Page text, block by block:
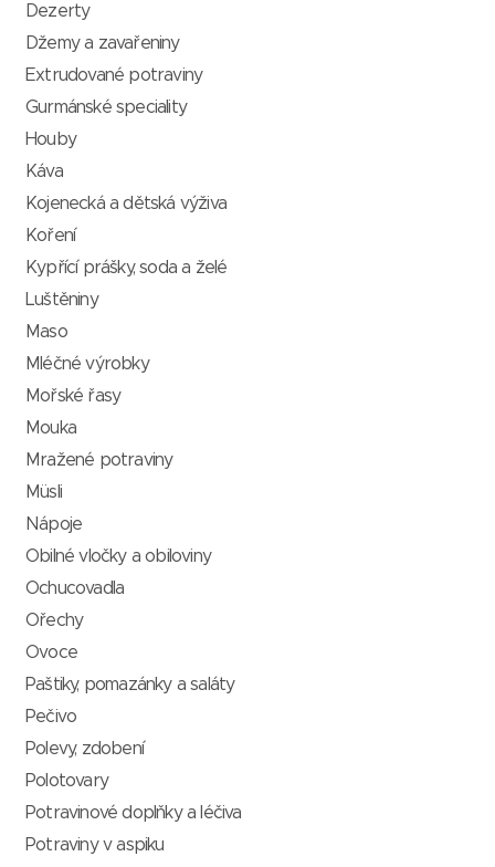
Dezerty
Džemy a zavařeniny
Extrudované potraviny
Gurmánské speciality
Houby
Káva
Kojenecká a dětská výživa
Koření
Kypřící prášky, soda a želé
Luštěniny
Maso
Mléčné výrobky
Mořské řasy
Mouka
Mražené potraviny
Müsli
Nápoje
Obilné vločky a obiloviny
Ochucovadla
Ořechy
Ovoce
Paštiky, pomazánky a saláty
Pečivo
Polevy, zdobení
Polotovary
Potravinové doplňky a léčiva
Potraviny v aspiku